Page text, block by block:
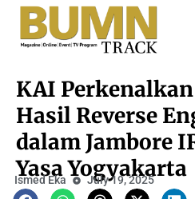
KAI
Hasil Reverse
dalam Jambore
Yasa Yogyakarta
Ismed Eka July 19, 2025